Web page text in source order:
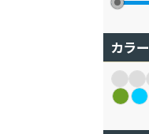
カラー